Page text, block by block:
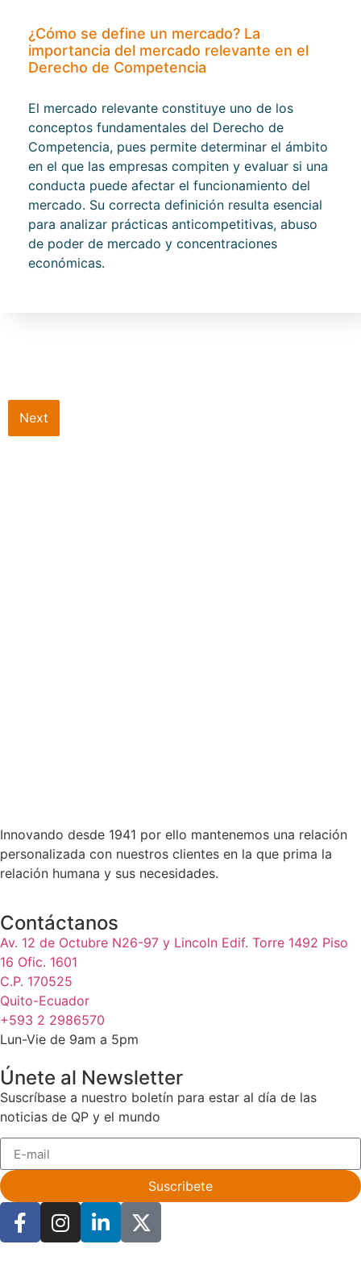
¿Cómo se define un mercado? La
importancia del mercado relevante en el
Derecho de Competencia
El mercado relevante constituye uno de los
conceptos fundamentales del Derecho de
Competencia, pues permite determinar el ámbito
en el que las empresas compiten y evaluar si una
conducta puede afectar el funcionamiento del
mercado. Su correcta definición resulta esencial
para analizar prácticas anticompetitivas, abuso
de poder de mercado y concentraciones
económicas.
Next
Innovando desde 1941 por ello mantenemos una relación
personalizada con nuestros clientes en la que prima la
relación humana y sus necesidades.
Contáctanos
Av. 12 de Octubre N26-97 y Lincoln Edif. Torre 1492 Piso
16 Ofic. 1601
C.P. 170525
Quito-Ecuador
+593 2 2986570
Lun-Vie de 9am a 5pm
Únete al Newsletter
Suscríbase a nuestro boletín para estar al día de las
noticias de QP y el mundo
Suscribete